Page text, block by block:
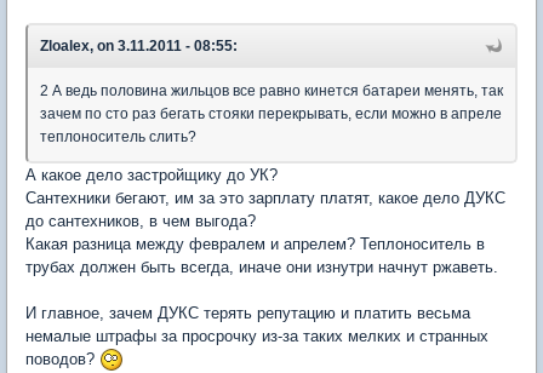
Zloalex, on 3.11.2011 - 08:55:
2 А ведь половина жильцов все равно кинется батареи менять, так
зачем по сто раз бегать стояки перекрывать, если можно в апреле
теплоноситель слить?
А какое дело застройщику до УК?
Сантехники бегают, им за это зарплату платят, какое дело ДУКС
до сантехников, в чем выгода?
Какая разница между февралем и апрелем? Теплоноситель в
трубах должен быть всегда, иначе они изнутри начнут ржаветь.
И главное, зачем ДУКС терять репутацию и платить весьма
немалые штрафы за просрочку из-за таких мелких и странных
поводов?